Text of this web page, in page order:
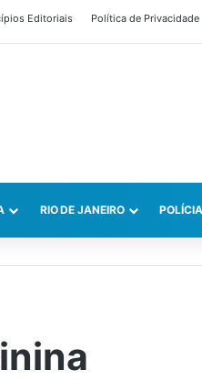
Editoriais Política de Privacidade
RIO DE JANEIRO POLÍCIA